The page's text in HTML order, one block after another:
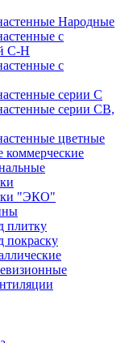
Народные
с
С-Н
с
серии С
серии СВ,
цветные
коммерческие
"ЭКО"
плитку